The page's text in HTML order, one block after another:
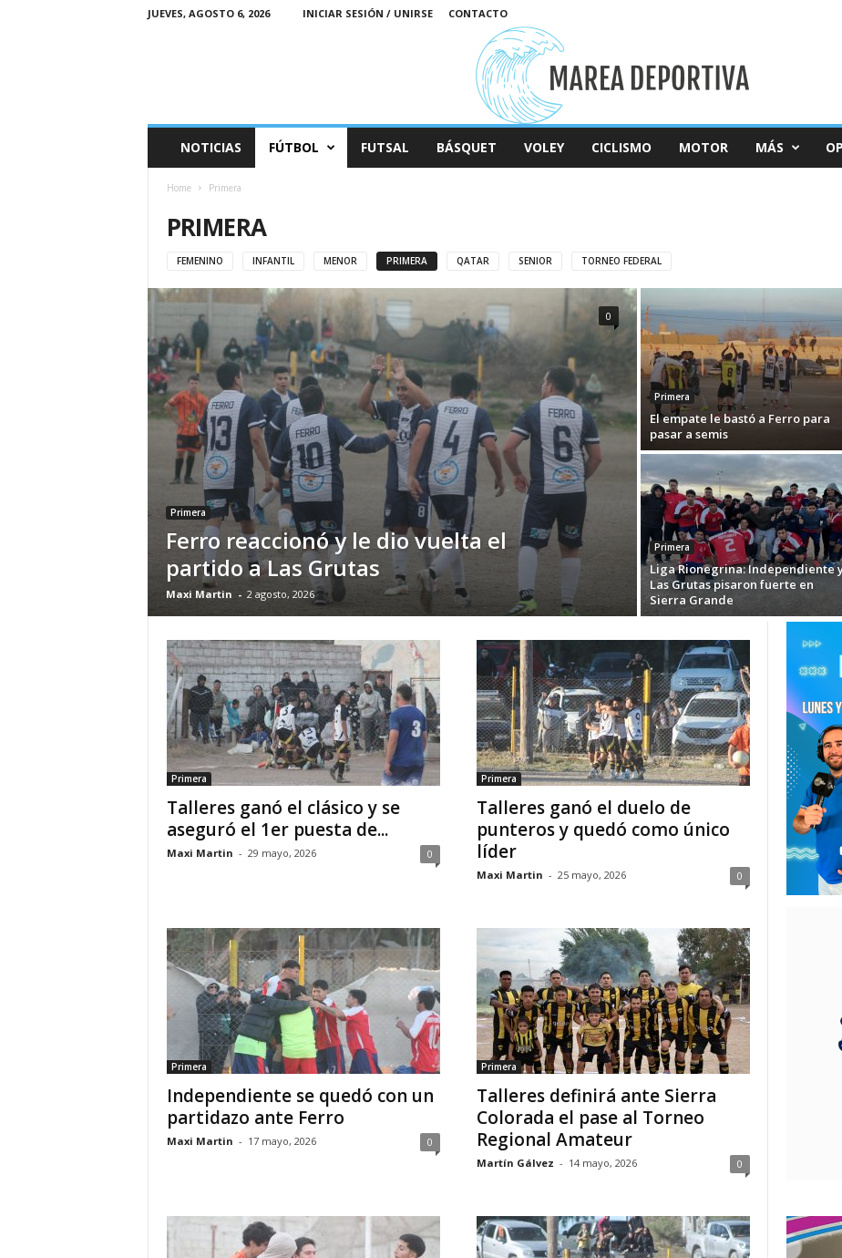
JUEVES, AGOSTO 6, 2026 INICIAR SESIÓN / UNIRSE CONTACTO
r
o
r
i
v
a
NOTICIAS FÚTBOL FUTSAL BÁSQUET VOLEY CICLISMO MOTOR MÁS
Home Primera
PRIMERA
FEMENINO INFANTIL MENOR PRIMERA QATAR SENIOR TORNEO FEDERAL
Primera
Ferro reaccionó y le dio vuelta el
partido a Las Grutas
Maxi Martin - 2 agosto, 2026
0
Primera
El empate le bastó a Ferro para
pasar a semis
Primera
Liga Rionegrina: Independiente
Las Grutas pisaron fuerte en
Sierra Grande
Primera
Talleres ganó el clásico y se
aseguró el 1er puesta de...
Maxi Martin - 29 mayo, 2026 0
Primera
Talleres ganó el duelo de
punteros y quedó como único
líder
Maxi Martin - 25 mayo, 2026 0
Primera
Independiente se quedó con un
partidazo ante Ferro
Maxi Martin - 17 mayo, 2026 0
Primera
Talleres definirá ante Sierra
Colorada el pase al Torneo
Regional Amateur
Martín Gálvez - 14 mayo, 2026 0